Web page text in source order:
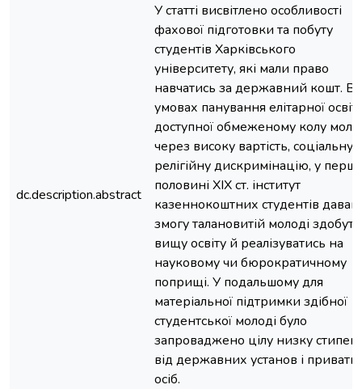
dc.description.abstract
У статті висвітлено особливості
фахової підготовки та побуту
студентів Харківського
університету, які мали право
навчатись за державний кошт. В
умовах панування елітарної
доступної обмеженому колу
через високу вартість, соціальну
релігійну дискримінацію, у
половині ХІХ ст. інститут
казеннокоштних студентів давав
змогу талановитій молоді здобути
вищу освіту й реалізуватись на
науковому чи бюрократичному
поприщі. У подальшому для
матеріальної підтримки здібної
студентської молоді було
запроваджено цілу низку
від державних установ і
осіб.